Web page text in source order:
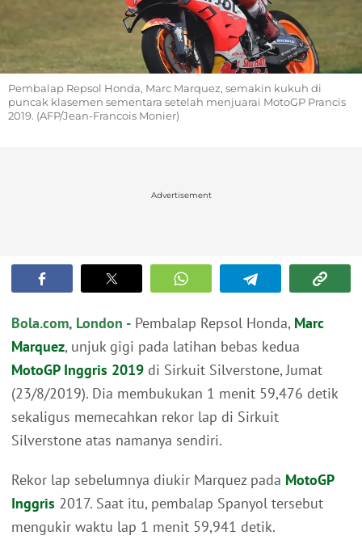
Pembalap Repsol Honda, Marc Marquez, semakin kukuh di
puncak klasemen sementara setelah menjuarai MotoGP Prancis
2019. (AFP/Jean-Francois Monier)
Advertisement
Bola.com, London - Pembalap Repsol Honda, Marc
Marquez, unjuk gigi pada latihan bebas kedua
MotoGP Inggris 2019 di Sirkuit Silverstone, Jumat
(23/8/2019). Dia membukukan 1 menit 59,476 detik
sekaligus memecahkan rekor lap di Sirkuit
Silverstone atas namanya sendiri.
Rekor lap sebelumnya diukir Marquez pada MotoGP
Inggris 2017. Saat itu, pembalap Spanyol tersebut
mengukir waktu lap 1 menit 59,941 detik.